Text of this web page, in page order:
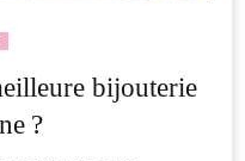
bijouterie
?